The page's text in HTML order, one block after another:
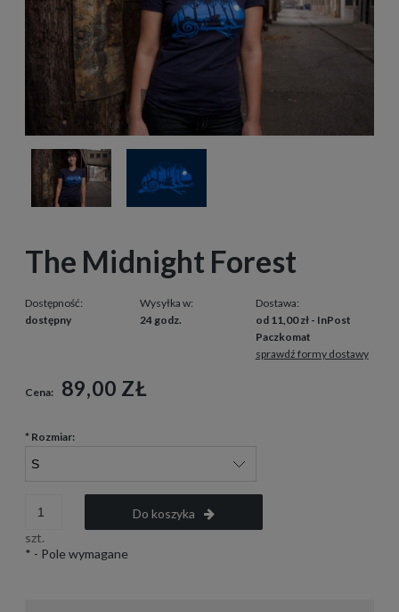
The Midnight Forest
Dostępność:
dostępny
Wysyłka w:
24 godz.
Dostawa:
od 11,00 zł - InPost
Paczkomat
sprawdź formy dostawy
Cena: 89,00 ZŁ
* Rozmiar:
szt.
Do koszyka
* - Pole wymagane